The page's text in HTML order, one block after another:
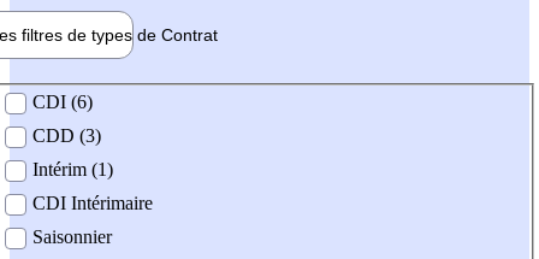
filtres de types de Contrat
contrat
CDI (6)
CDD (3)
Intérim (1)
CDI Intérimaire
Saisonnier